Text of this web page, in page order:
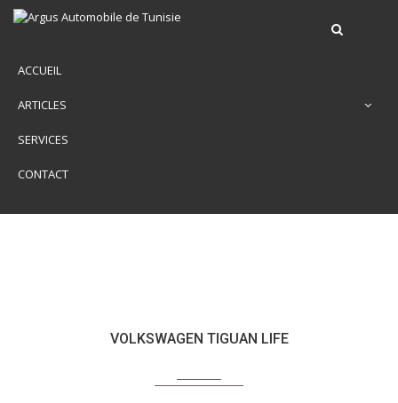
ACCUEIL
ARTICLES
SERVICES
CONTACT
VOLKSWAGEN TIGUAN LIFE